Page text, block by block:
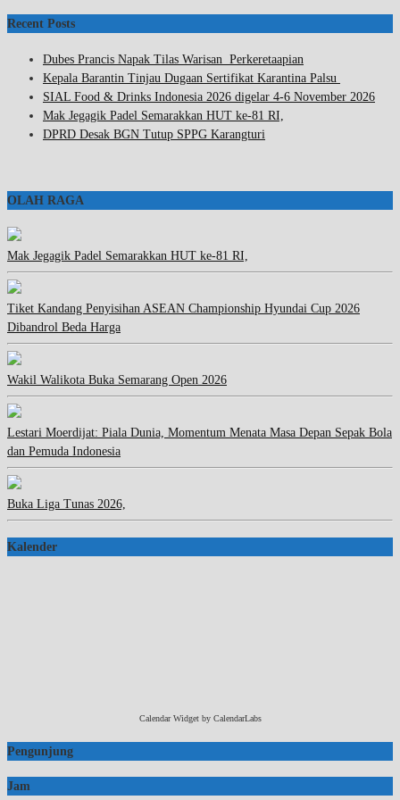
Recent Posts
Dubes Prancis Napak Tilas Warisan Perkeretaapian
Kepala Barantin Tinjau Dugaan Sertifikat Karantina Palsu
SIAL Food & Drinks Indonesia 2026 digelar 4-6 November 2026
Mak Jegagik Padel Semarakkan HUT ke-81 RI,
DPRD Desak BGN Tutup SPPG Karangturi
OLAH RAGA
Mak Jegagik Padel Semarakkan HUT ke-81 RI,
Tiket Kandang Penyisihan ASEAN Championship Hyundai Cup 2026
Dibandrol Beda Harga
Wakil Walikota Buka Semarang Open 2026
Lestari Moerdijat: Piala Dunia, Momentum Menata Masa Depan Sepak Bola
dan Pemuda Indonesia
Buka Liga Tunas 2026,
Kalender
Calendar Widget by CalendarLabs
Pengunjung
Jam